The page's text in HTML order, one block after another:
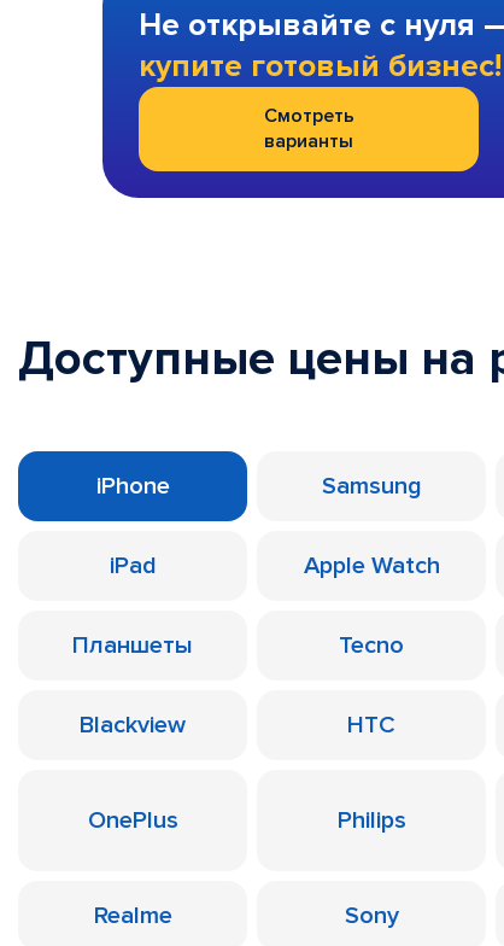
Не открывайте с нуля
купите готовый бизнес!
Смотреть
варианты
Доступные цены на
iPhone Samsung
iPad Apple Watch
Планшеты Tecno
Blackview HTC
OnePlus Philips
Realme Sony